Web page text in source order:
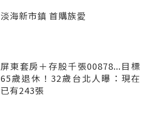
淡海新市鎮 首購族愛
屏東套房＋存股千張00878...目標
65歲退休！32歲台北人曝：現在
已有243張